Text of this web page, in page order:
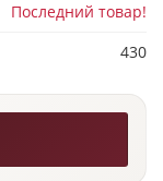
Последний товар!
430